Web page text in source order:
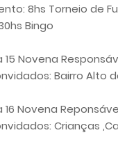
8hs Torneio de
Bingo
15 Novena
Bairro Alto
16 Novena
Crianças